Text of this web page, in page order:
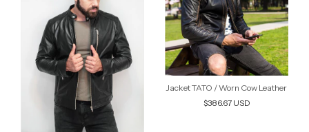
Jacket TATO / Worn Cow Leather
$386.67 USD